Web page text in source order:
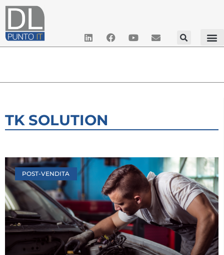
TK SOLUTION
POST-VENDITA